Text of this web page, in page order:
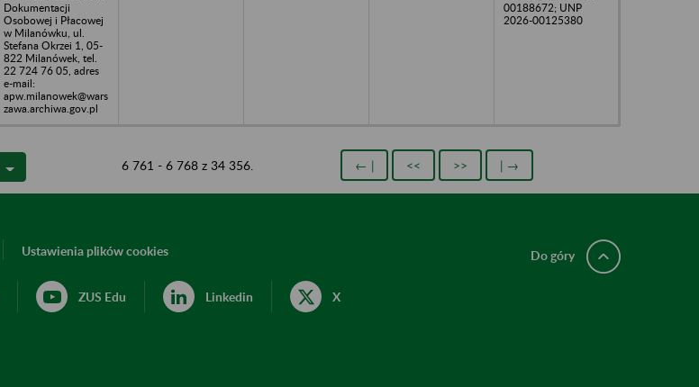
Dokumentacji
Osobowej i Płacowej
w Milanówku, ul.
Stefana Okrzei 1, 05-
822 Milanówek, tel.
22 724 76 05, adres
e-mail:
apw.milanowek@wars
zawa.archiwa.gov.pl
00188672; UNP
2026-00125380
6 761 - 6 768 z 34 356. ← | << >> | →
Ustawienia plików cookies
ZUS Edu Linkedin X
Do góry